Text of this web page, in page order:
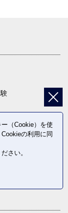
（Cookie）を使
の利用に同
さい。